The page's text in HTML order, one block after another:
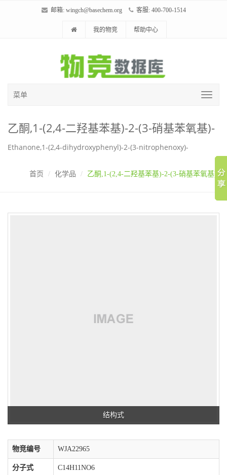
邮箱: wingch@basechem.org 客服: 400-700-1514
我的物竞 帮助中心
菜单
乙酮,1-(2,4-二羟基苯基)-2-(3-硝基苯氧基)-
Ethanone,1-(2,4-dihydroxyphenyl)-2-(3-nitrophenoxy)-
首页 化学品 乙酮,1-(2,4-二羟基苯基)-2-(3-硝基苯氧基)-
结构式
物竞编号 WJA22965
分子式 C14H11NO6